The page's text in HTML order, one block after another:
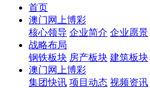
首页
澳门网上博彩
核心领导 企业简介 企业愿景
战略布局
钢铁板块 房产板块 建筑板块
澳门网上博彩
集团快讯 项目动态 视频资讯